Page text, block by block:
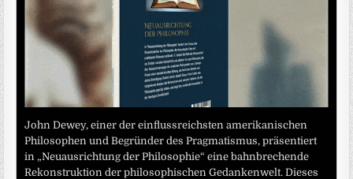
John Dewey, einer der einflussreichsten amerikanischen
Philosophen und Begründer des Pragmatismus, präsentiert
in „Neuausrichtung der Philosophie“ eine bahnbrechende
Rekonstruktion der philosophischen Gedankenwelt. Dieses